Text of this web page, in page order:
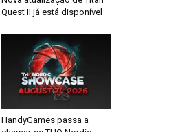
Quest II já está disponível
HandyGames passa a